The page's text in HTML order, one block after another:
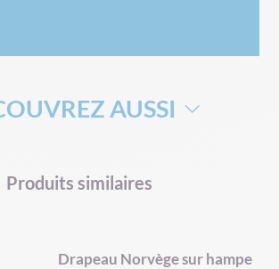
AUSSI
Produits similaires
Drapeau Norvège sur hampe